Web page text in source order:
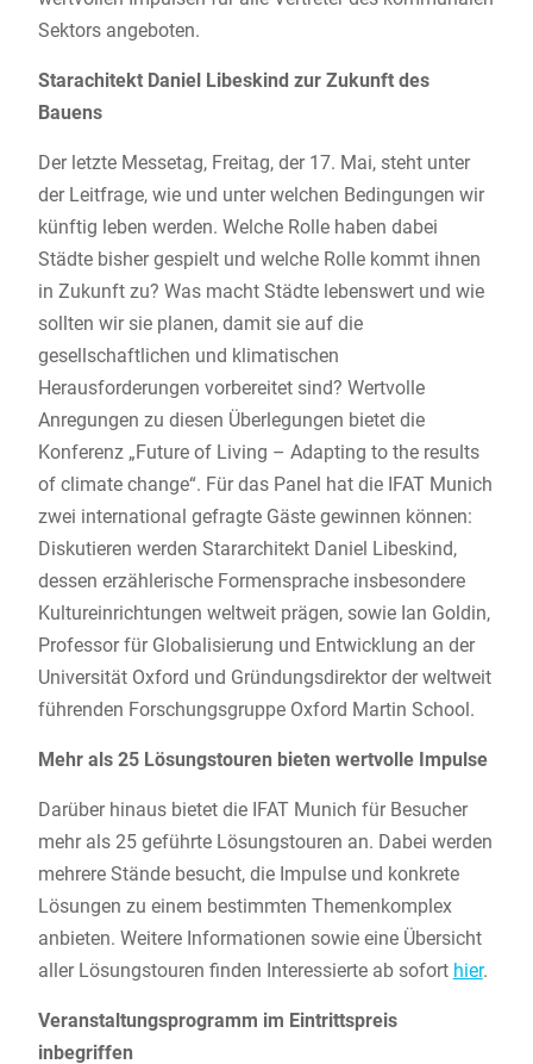
Sektors angeboten.
Starachitekt Daniel Libeskind zur Zukunft des
Bauens
Der letzte Messetag, Freitag, der 17. Mai, steht unter
der Leitfrage, wie und unter welchen Bedingungen wir
künftig leben werden. Welche Rolle haben dabei
Städte bisher gespielt und welche Rolle kommt ihnen
in Zukunft zu? Was macht Städte lebenswert und wie
sollten wir sie planen, damit sie auf die
gesellschaftlichen und klimatischen
Herausforderungen vorbereitet sind? Wertvolle
Anregungen zu diesen Überlegungen bietet die
Konferenz „Future of Living – Adapting to the results
of climate change“. Für das Panel hat die IFAT Munich
zwei international gefragte Gäste gewinnen können:
Diskutieren werden Stararchitekt Daniel Libeskind,
dessen erzählerische Formensprache insbesondere
Kultureinrichtungen weltweit prägen, sowie Ian Goldin,
Professor für Globalisierung und Entwicklung an der
Universität Oxford und Gründungsdirektor der weltweit
führenden Forschungsgruppe Oxford Martin School.
Mehr als 25 Lösungstouren bieten wertvolle Impulse
Darüber hinaus bietet die IFAT Munich für Besucher
mehr als 25 geführte Lösungstouren an. Dabei werden
mehrere Stände besucht, die Impulse und konkrete
Lösungen zu einem bestimmten Themenkomplex
anbieten. Weitere Informationen sowie eine Übersicht
aller Lösungstouren finden Interessierte ab sofort hier.
Veranstaltungsprogramm im Eintrittspreis
inbegriffen